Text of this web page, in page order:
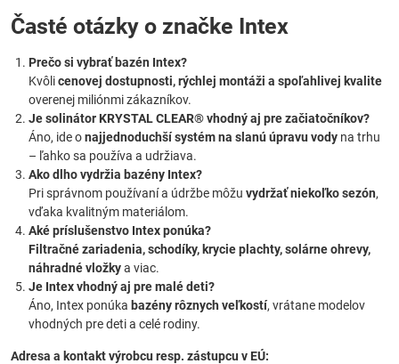
Časté otázky o značke Intex
Prečo si vybrať bazén Intex?
Kvôlicenovej dostupnosti, rýchlej montáži a spoľahlivej kvalite
overenej miliónmi zákazníkov.
Je solinátor KRYSTAL CLEAR® vhodný aj pre začiatočníkov?
Áno, ide onajjednoduchší systém na slanú úpravu vody na trhu
– ľahko sa používa a udržiava.
Ako dlho vydržia bazény Intex?
Pri správnom používaní a údržbe môžu vydržať niekoľko sezón,
vďaka kvalitným materiálom.
Aké príslušenstvo Intex ponúka?
Filtračné zariadenia, schodíky, krycie plachty, solárne ohrevy,
náhradné vložkya viac.
Je Intex vhodný aj pre malé deti?
Áno, Intex ponúka bazény rôznych veľkostí, vrátane modelov
vhodných pre deti a celé rodiny.
Adresa a kontakt výrobcu resp. zástupcu v EÚ: